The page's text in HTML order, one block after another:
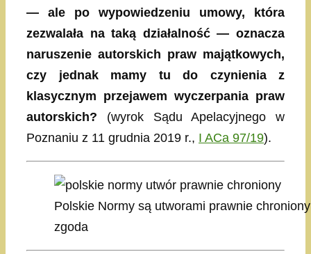
— ale po wypowiedzeniu umowy, która
zezwalała na taką działalność — oznacza
naruszenie autorskich praw majątkowych,
czy jednak mamy tu do czynienia z
klasycznym przejawem wyczerpania praw
autorskich? (wyrok Sądu Apelacyjnego w
Poznaniu z 11 grudnia 2019 r., I ACa 97/19).
Polskie Normy są utworami prawnie
zgoda